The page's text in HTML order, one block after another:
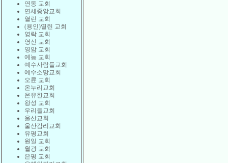
연동 교회
연세중앙교회
열린 교회
(용인)열린 교회
영락 교회
영신 교회
영암 교회
예능 교회
예수사람들교회
예수소망교회
오륜 교회
온누리교회
온유한교회
왕성 교회
우리들교회
울산교회
울산감리교회
유평교회
원일 교회
월광 교회
은평 교회